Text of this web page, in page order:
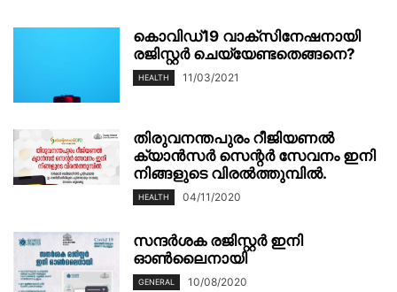
കൊവിഡ്19 വാക്സിനേഷനായി
രജിസ്റ്റർ ചെയ്യേണ്ടതെങ്ങനെ?
HEALTH 11/03/2021
തിരുവനന്തപുരം റീജിയണൽ
ക്യാൻസർ സെന്റർ സേവനം ഇനി
നിങ്ങളുടെ വിരൽത്തുമ്പിൽ.
HEALTH 04/11/2020
സന്ദർശക രജിസ്റ്റർ ഇനി
ഓൺലൈനായി
GENERAL 10/08/2020